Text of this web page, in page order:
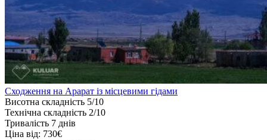
Сходження на Арарат із місцевими гідами
Висотна складність 5/10
Технічна складність 2/10
Тривалість 7 днів
Ціна від: 730€